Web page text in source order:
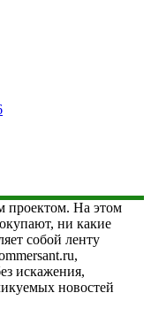
проектом. На этом
ни какие
собой ленту
искажения,
новостей